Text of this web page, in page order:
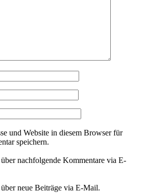
und Website in diesem Browser für
speichern.
nachfolgende Kommentare via E-
neue Beiträge via E-Mail.